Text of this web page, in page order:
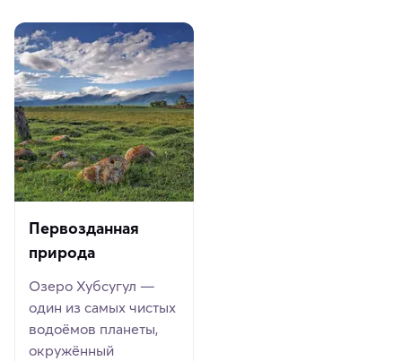
Первозданная
природа
Озеро Хубсугул —
один из самых чистых
водоёмов планеты,
окружённый